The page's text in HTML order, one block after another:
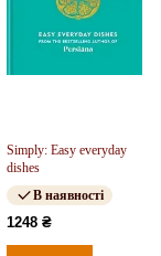
Simply: Easy everyday
dishes
В наявності
1248 ₴